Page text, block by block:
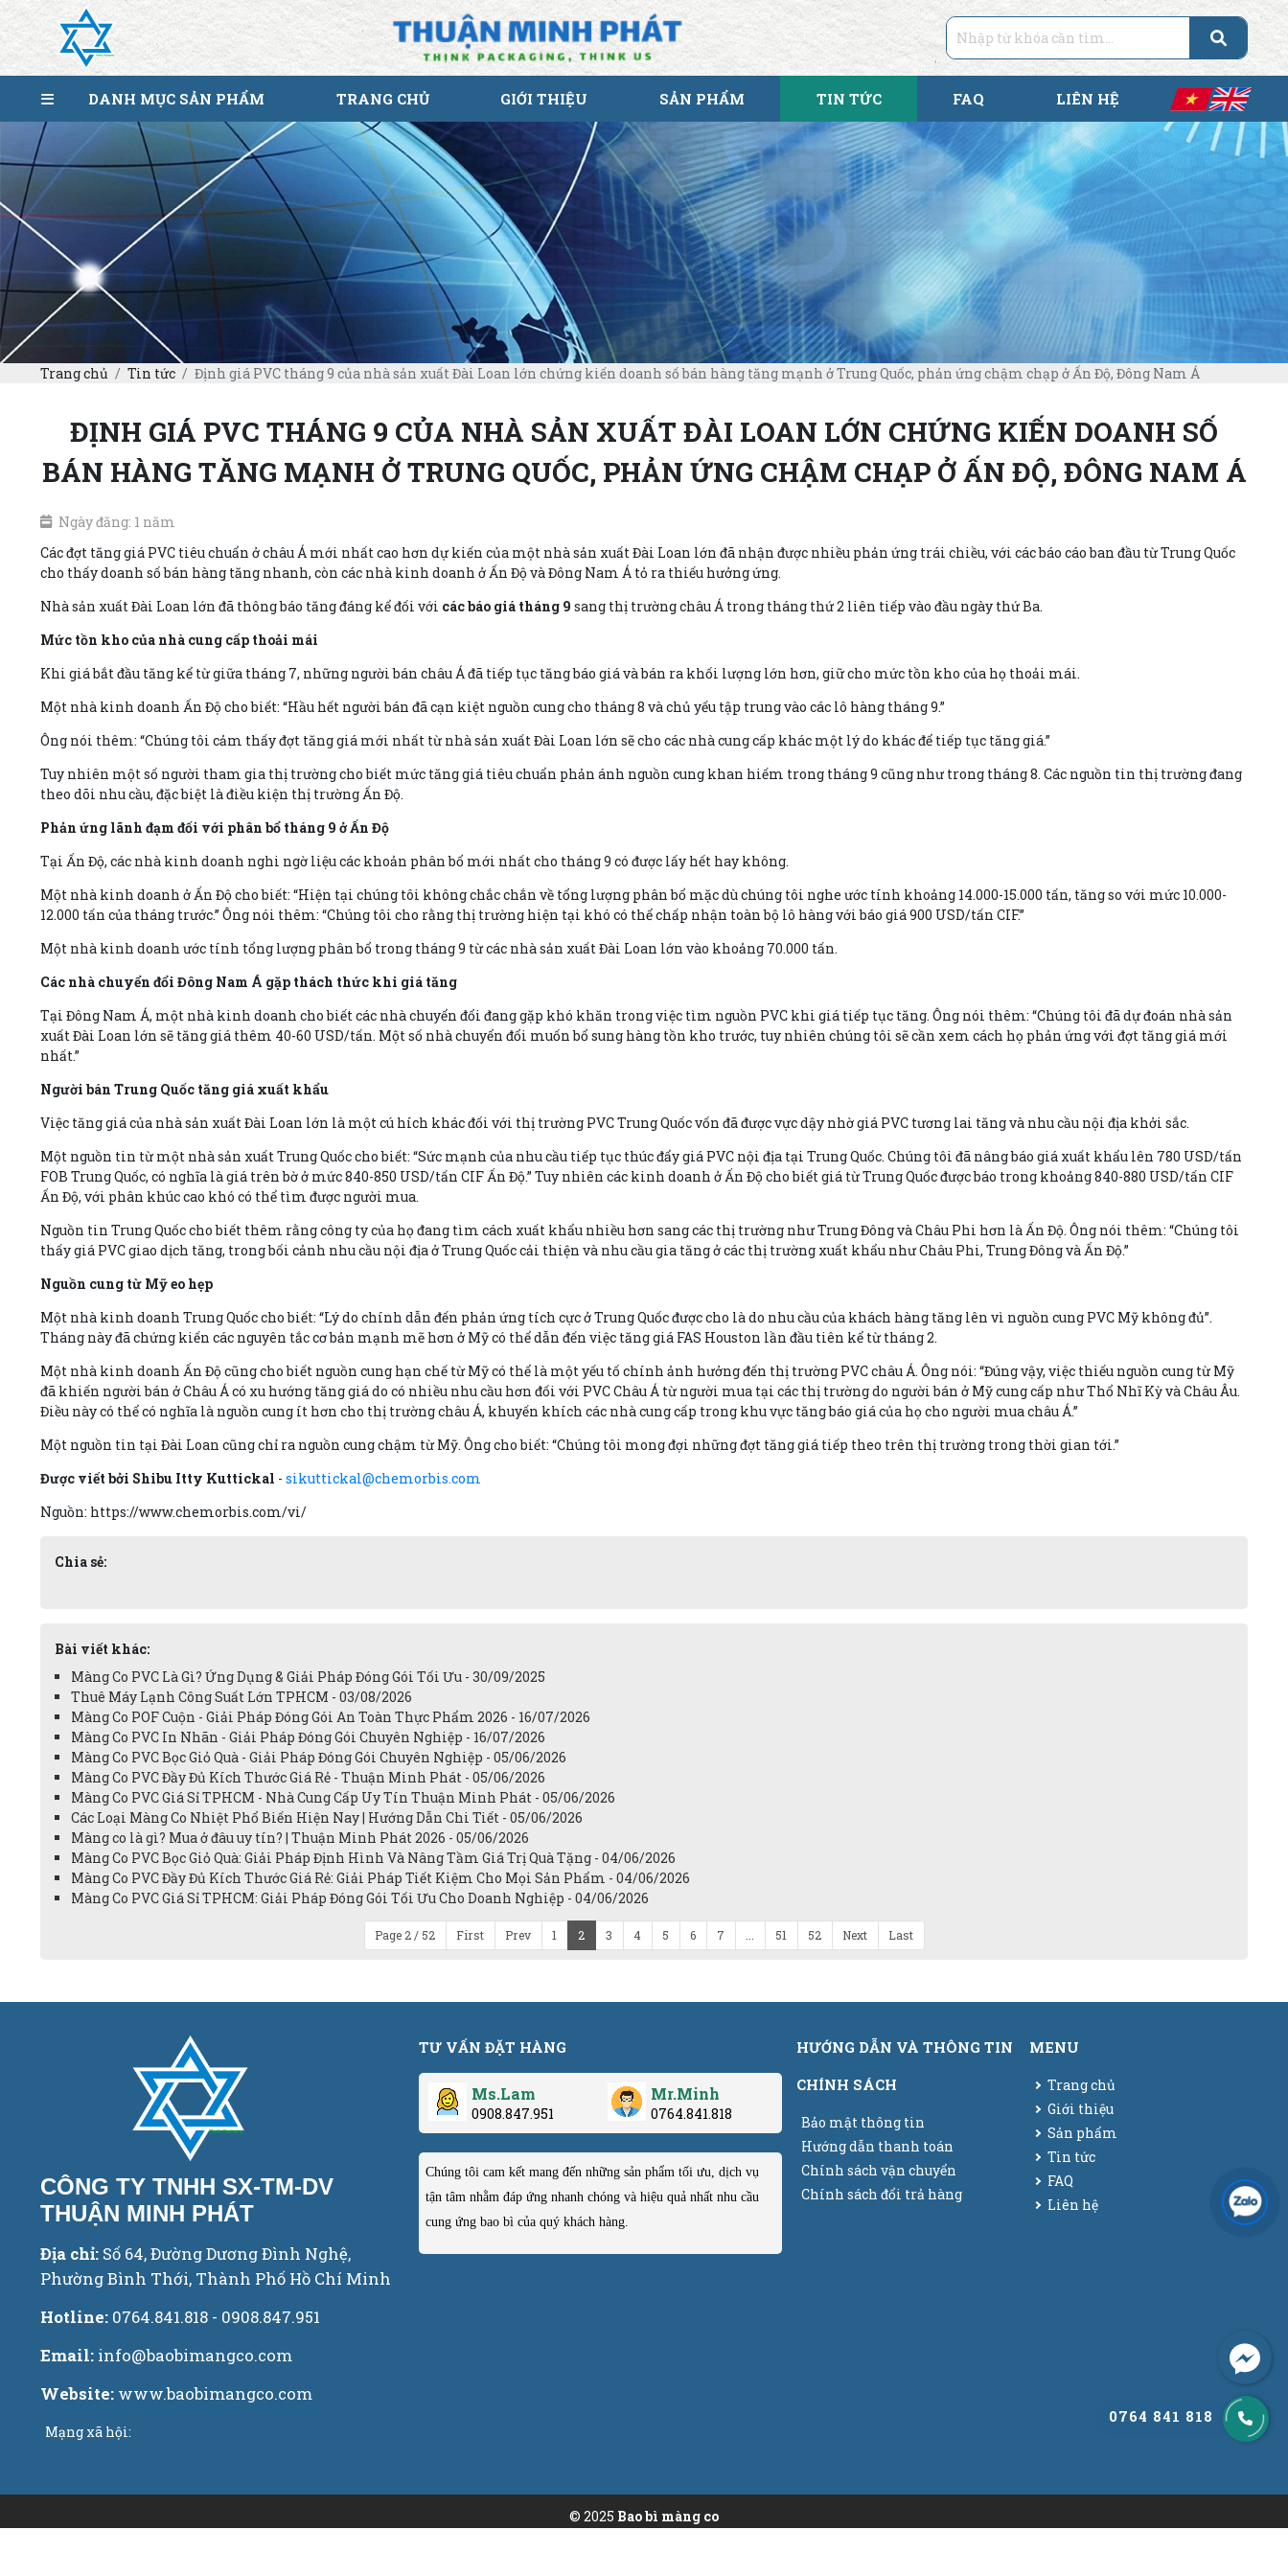
DANH MỤC SẢN PHẨM TRANG CHỦ GIỚI THIỆU SẢN PHẨM TIN TỨC FAQ LIÊN HỆ
Trang chủ Tin tức Định giá PVC tháng 9 của nhà sản xuất Đài Loan lớn chứng kiến doanh số bán hàng tăng mạnh ở Trung Quốc, phản ứng chậm chạp ở Ấn Độ, Đông Nam Á
ĐỊNH GIÁ PVC THÁNG 9 CỦA NHÀ SẢN XUẤT ĐÀI LOAN LỚN CHỨNG KIẾN DOANH SỐ
BÁN HÀNG TĂNG MẠNH Ở TRUNG QUỐC, PHẢN ỨNG CHẬM CHẠP Ở ẤN ĐỘ, ĐÔNG NAM Á
Ngày đăng: 1 năm
Các đợt tăng giá PVC tiêu chuẩn ở châu Á mới nhất cao hơn dự kiến của một nhà sản xuất Đài Loan lớn đã nhận được nhiều phản ứng trái chiều, với các báo cáo ban đầu từ Trung Quốc
cho thấy doanh số bán hàng tăng nhanh, còn các nhà kinh doanh ở Ấn Độ và Đông Nam Á tỏ ra thiếu hưởng ứng.
Nhà sản xuất Đài Loan lớn đã thông báo tăng đáng kể đối với các báo giá tháng 9 sang thị trường châu Á trong tháng thứ 2 liên tiếp vào đầu ngày thứ Ba.
Mức tồn kho của nhà cung cấp thoải mái
Khi giá bắt đầu tăng kể từ giữa tháng 7, những người bán châu Á đã tiếp tục tăng báo giá và bán ra khối lượng lớn hơn, giữ cho mức tồn kho của họ thoải mái.
Một nhà kinh doanh Ấn Độ cho biết: “Hầu hết người bán đã cạn kiệt nguồn cung cho tháng 8 và chủ yếu tập trung vào các lô hàng tháng 9.”
Ông nói thêm: “Chúng tôi cảm thấy đợt tăng giá mới nhất từ nhà sản xuất Đài Loan lớn sẽ cho các nhà cung cấp khác một lý do khác để tiếp tục tăng giá.”
Tuy nhiên một số người tham gia thị trường cho biết mức tăng giá tiêu chuẩn phản ánh nguồn cung khan hiếm trong tháng 9 cũng như trong tháng 8. Các nguồn tin thị trường đang
theo dõi nhu cầu, đặc biệt là điều kiện thị trường Ấn Độ.
Phản ứng lãnh đạm đối với phân bổ tháng 9 ở Ấn Độ
Tại Ấn Độ, các nhà kinh doanh nghi ngờ liệu các khoản phân bổ mới nhất cho tháng 9 có được lấy hết hay không.
Một nhà kinh doanh ở Ấn Độ cho biết: “Hiện tại chúng tôi không chắc chắn về tổng lượng phân bổ mặc dù chúng tôi nghe ước tính khoảng 14.000-15.000 tấn, tăng so với mức 10.000-
12.000 tấn của tháng trước.” Ông nói thêm: “Chúng tôi cho rằng thị trường hiện tại khó có thể chấp nhận toàn bộ lô hàng với báo giá 900 USD/tấn CIF.”
Một nhà kinh doanh ước tính tổng lượng phân bổ trong tháng 9 từ các nhà sản xuất Đài Loan lớn vào khoảng 70.000 tấn.
Các nhà chuyển đổi Đông Nam Á gặp thách thức khi giá tăng
Tại Đông Nam Á, một nhà kinh doanh cho biết các nhà chuyển đổi đang gặp khó khăn trong việc tìm nguồn PVC khi giá tiếp tục tăng. Ông nói thêm: “Chúng tôi đã dự đoán nhà sản
xuất Đài Loan lớn sẽ tăng giá thêm 40-60 USD/tấn. Một số nhà chuyển đổi muốn bổ sung hàng tồn kho trước, tuy nhiên chúng tôi sẽ cần xem cách họ phản ứng với đợt tăng giá mới
nhất.”
Người bán Trung Quốc tăng giá xuất khẩu
Việc tăng giá của nhà sản xuất Đài Loan lớn là một cú hích khác đối với thị trường PVC Trung Quốc vốn đã được vực dậy nhờ giá PVC tương lai tăng và nhu cầu nội địa khởi sắc.
Một nguồn tin từ một nhà sản xuất Trung Quốc cho biết: “Sức mạnh của nhu cầu tiếp tục thúc đẩy giá PVC nội địa tại Trung Quốc. Chúng tôi đã nâng báo giá xuất khẩu lên 780 USD/tấn
FOB Trung Quốc, có nghĩa là giá trên bờ ở mức 840-850 USD/tấn CIF Ấn Độ.” Tuy nhiên các kinh doanh ở Ấn Độ cho biết giá từ Trung Quốc được báo trong khoảng 840-880 USD/tấn CIF
Ấn Độ, với phân khúc cao khó có thể tìm được người mua.
Nguồn tin Trung Quốc cho biết thêm rằng công ty của họ đang tìm cách xuất khẩu nhiều hơn sang các thị trường như Trung Đông và Châu Phi hơn là Ấn Độ. Ông nói thêm: “Chúng tôi
thấy giá PVC giao dịch tăng, trong bối cảnh nhu cầu nội địa ở Trung Quốc cải thiện và nhu cầu gia tăng ở các thị trường xuất khẩu như Châu Phi, Trung Đông và Ấn Độ.”
Nguồn cung từ Mỹ eo hẹp
Một nhà kinh doanh Trung Quốc cho biết: “Lý do chính dẫn đến phản ứng tích cực ở Trung Quốc được cho là do nhu cầu của khách hàng tăng lên vì nguồn cung PVC Mỹ không đủ”.
Tháng này đã chứng kiến các nguyên tắc cơ bản mạnh mẽ hơn ở Mỹ có thể dẫn đến việc tăng giá FAS Houston lần đầu tiên kể từ tháng 2.
Một nhà kinh doanh Ấn Độ cũng cho biết nguồn cung hạn chế từ Mỹ có thể là một yếu tố chính ảnh hưởng đến thị trường PVC châu Á. Ông nói: “Đúng vậy, việc thiếu nguồn cung từ Mỹ
đã khiến người bán ở Châu Á có xu hướng tăng giá do có nhiều nhu cầu hơn đối với PVC Châu Á từ người mua tại các thị trường do người bán ở Mỹ cung cấp như Thổ Nhĩ Kỳ và Châu Âu.
Điều này có thể có nghĩa là nguồn cung ít hơn cho thị trường châu Á, khuyến khích các nhà cung cấp trong khu vực tăng báo giá của họ cho người mua châu Á.”
Một nguồn tin tại Đài Loan cũng chỉ ra nguồn cung chậm từ Mỹ. Ông cho biết: “Chúng tôi mong đợi những đợt tăng giá tiếp theo trên thị trường trong thời gian tới.”
Được viết bởi Shibu Itty Kuttickal - sikuttickal@chemorbis.com
Nguồn: https://www.chemorbis.com/vi/
Chia sẻ:
Bài viết khác:
Màng Co PVC Là Gì? Ứng Dụng & Giải Pháp Đóng Gói Tối Ưu - 30/09/2025
Thuê Máy Lạnh Công Suất Lớn TPHCM - 03/08/2026
Màng Co POF Cuộn - Giải Pháp Đóng Gói An Toàn Thực Phẩm 2026 - 16/07/2026
Màng Co PVC In Nhãn - Giải Pháp Đóng Gói Chuyên Nghiệp - 16/07/2026
Màng Co PVC Bọc Giỏ Quà - Giải Pháp Đóng Gói Chuyên Nghiệp - 05/06/2026
Màng Co PVC Đầy Đủ Kích Thước Giá Rẻ - Thuận Minh Phát - 05/06/2026
Màng Co PVC Giá Sỉ TPHCM - Nhà Cung Cấp Uy Tín Thuận Minh Phát - 05/06/2026
Các Loại Màng Co Nhiệt Phổ Biến Hiện Nay | Hướng Dẫn Chi Tiết - 05/06/2026
Màng co là gì? Mua ở đâu uy tín? | Thuận Minh Phát 2026 - 05/06/2026
Màng Co PVC Bọc Giỏ Quà: Giải Pháp Định Hình Và Nâng Tầm Giá Trị Quà Tặng - 04/06/2026
Màng Co PVC Đầy Đủ Kích Thước Giá Rẻ: Giải Pháp Tiết Kiệm Cho Mọi Sản Phẩm - 04/06/2026
Màng Co PVC Giá Sỉ TPHCM: Giải Pháp Đóng Gói Tối Ưu Cho Doanh Nghiệp - 04/06/2026
Page 2 / 52 First Prev 1 2 3 4 5 6 7 51 52 Next Last
CÔNG TY TNHH SX-TM-DV
THUẬN MINH PHÁT
Địa chỉ: Số 64, Đường Dương Đình Nghệ,
Phường Bình Thới, Thành Phố Hồ Chí Minh
Hotline: 0764.841.818 - 0908.847.951
Email: info@baobimangco.com
Website: www.baobimangco.com
Mạng xã hội:
TƯ VẤN ĐẶT HÀNG
Ms.Lam
0908.847.951
Mr.Minh
0764.841.818
Chúng tôi cam kết mang đến những sản phẩm tối ưu, dịch vụ
tận tâm nhằm đáp ứng nhanh chóng và hiệu quả nhất nhu cầu
cung ứng bao bì của quý khách hàng.
HƯỚNG DẪN VÀ THÔNG TIN
CHÍNH SÁCH
Bảo mật thông tin
Hướng dẫn thanh toán
Chính sách vận chuyển
Chính sách đổi trả hàng
MENU
Trang chủ
Giới thiệu
Sản phẩm
Tin tức
FAQ
Liên hệ
© 2025 Bao bì màng co
0764 841 818